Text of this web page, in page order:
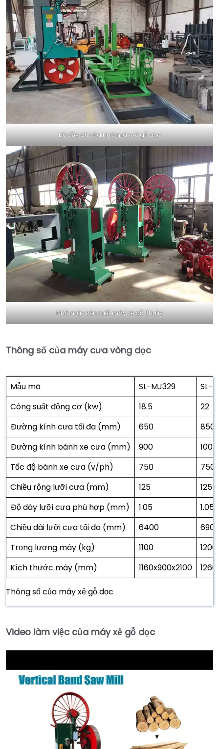
Bộ đầy đủ của nhà máy xẻ gỗ dọc
Nhà máy sản xuất máy xẻ gỗ Shuliy
Thông số của máy cưa vòng dọc
Mẫu mã SL-MJ329
SL-
Công suất động cơ (kw)
18.5
22
Đường kính cưa tối đa (mm)
650
850
Đường kính bánh xe cưa (mm)
900
1000
Tốc độ bánh xe cưa (v/ph)
750
750
Chiều rộng lưỡi cưa (mm)
125
125
Độ dày lưỡi cưa phù hợp (mm)
1.05
1.05
Chiều dài lưỡi cưa tối đa (mm)
6400
6900
Trọng lượng máy (kg)
1100
1200
Kích thước máy (mm)
1160x900x2100
Thông số của máy xẻ gỗ dọc
Video làm việc của máy xẻ gỗ dọc